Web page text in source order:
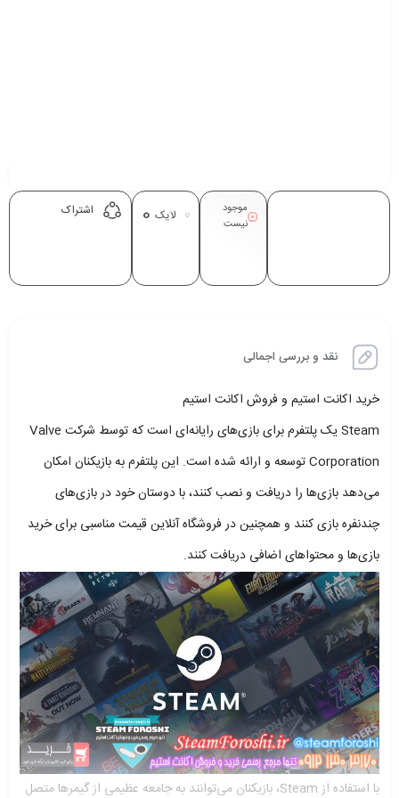
موجود
نیست
لایک 0 اشتراک
نقد و بررسی اجمالی
خرید اکانت استیم و فروش اکانت استیم
Steam یک پلتفرم برای بازی‌های رایانه‌ای است که توسط شرکت Valve
Corporation توسعه و ارائه شده است. این پلتفرم به بازیکنان امکان
می‌دهد بازی‌ها را دریافت و نصب کنند، با دوستان خود در بازی‌های
چندنفره بازی کنند و همچنین در فروشگاه آنلاین قیمت مناسبی برای خرید
بازی‌ها و محتواهای اضافی دریافت کنند.
با استفاده از Steam، بازیکنان می‌توانند به جامعه عظیمی از گیمرها متصل